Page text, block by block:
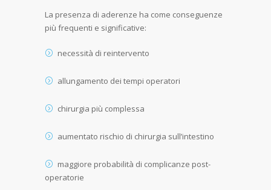
La presenza di aderenze ha come conseguenze
più frequenti e significative:
necessità di reintervento
allungamento dei tempi operatori
chirurgia più complessa
aumentato rischio di chirurgia sull’intestino
maggiore probabilità di complicanze post-
operatorie